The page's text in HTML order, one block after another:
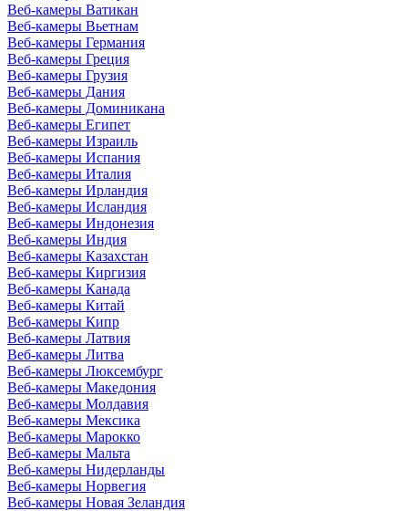
Веб-камеры Ватикан
Веб-камеры Вьетнам
Веб-камеры Германия
Веб-камеры Греция
Веб-камеры Грузия
Веб-камеры Дания
Веб-камеры Доминикана
Веб-камеры Египет
Веб-камеры Израиль
Веб-камеры Испания
Веб-камеры Италия
Веб-камеры Ирландия
Веб-камеры Исландия
Веб-камеры Индонезия
Веб-камеры Индия
Веб-камеры Казахстан
Веб-камеры Киргизия
Веб-камеры Канада
Веб-камеры Китай
Веб-камеры Кипр
Веб-камеры Латвия
Веб-камеры Литва
Веб-камеры Люксембург
Веб-камеры Македония
Веб-камеры Молдавия
Веб-камеры Мексика
Веб-камеры Марокко
Веб-камеры Мальта
Веб-камеры Нидерланды
Веб-камеры Норвегия
Веб-камеры Новая Зеландия